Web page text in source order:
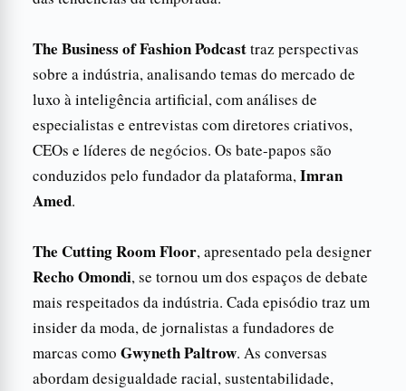
The Business of Fashion Podcasttraz perspectivas
sobre a indústria, analisando temas do mercado de
luxo à inteligência artificial, com análises de
especialistas e entrevistas com diretores criativos,
CEOs e líderes de negócios. Os bate-papos são
conduzidos pelo fundador da plataforma,Imran
Amed.
The Cutting Room Floor, apresentado pela designer
Recho Omondi, se tornou um dos espaços de debate
mais respeitados da indústria. Cada episódio traz um
insider da moda, de jornalistas a fundadores de
marcas como Gwyneth Paltrow. As conversas
abordam desigualdade racial, sustentabilidade,